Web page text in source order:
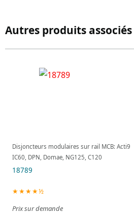
Autres produits associés
Disjoncteurs modulaires sur rail MCB: Acti9
IC60, DPN, Domae, NG125, C120
18789
★★★★½
Prix sur demande